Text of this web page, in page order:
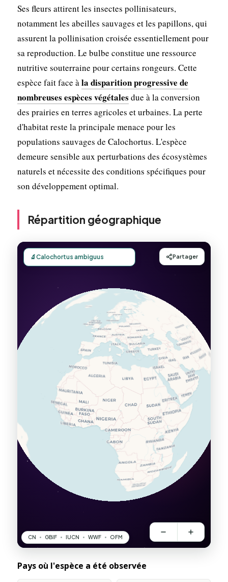
Ses fleurs attirent les insectes pollinisateurs,
notamment les abeilles sauvages et les papillons, qui
assurent la pollinisation croisée essentiellement pour
sa reproduction. Le bulbe constitue une ressource
nutritive souterraine pour certains rongeurs. Cette
espèce fait face àla disparition progressive de
nombreuses espèces végétales due à la conversion
des prairies en terres agricoles et urbaines. La perte
d'habitat reste la principale menace pour les
populations sauvages de Calochortus. L'espèce
demeure sensible aux perturbations des écosystèmes
naturels et nécessite des conditions spécifiques pour
son développement optimal.
Répartition géographique
Pays où l'espèce a été observée